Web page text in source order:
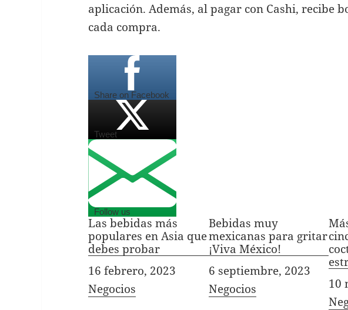
aplicación. Además, al pagar con Cashi, recibe
cada compra.
Share on Facebook
Tweet
Follow us
Las bebidas más
populares en Asia que
debes probar
Fecha
16 febrero, 2023
In relation to
Negocios
Bebidas muy
mexicanas para gritar
¡Viva México!
Fecha
6 septiembre, 2023
In relation to
Negocios
10
In